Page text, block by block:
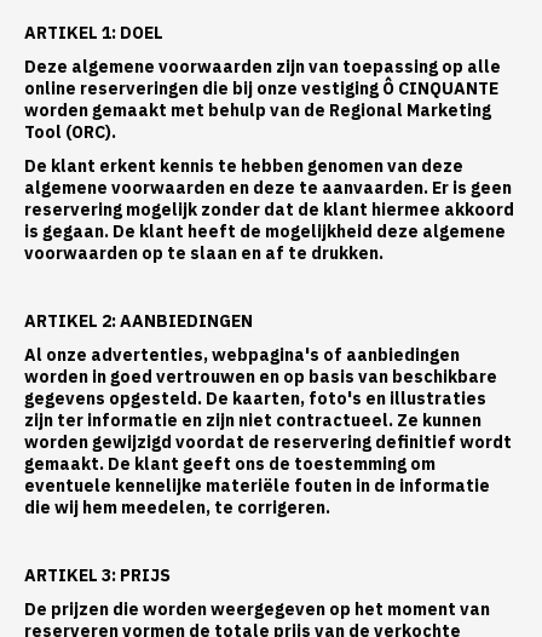
ARTIKEL 1: DOEL
Deze algemene voorwaarden zijn van toepassing op alle
online reserveringen die bij onze vestiging Ô CINQUANTE
worden gemaakt met behulp van de Regional Marketing
Tool (ORC).
De klant erkent kennis te hebben genomen van deze
algemene voorwaarden en deze te aanvaarden. Er is geen
reservering mogelijk zonder dat de klant hiermee akkoord
is gegaan. De klant heeft de mogelijkheid deze algemene
voorwaarden op te slaan en af te drukken.
ARTIKEL 2: AANBIEDINGEN
Al onze advertenties, webpagina's of aanbiedingen
worden in goed vertrouwen en op basis van beschikbare
gegevens opgesteld. De kaarten, foto's en illustraties
zijn ter informatie en zijn niet contractueel. Ze kunnen
worden gewijzigd voordat de reservering definitief wordt
gemaakt. De klant geeft ons de toestemming om
eventuele kennelijke materiële fouten in de informatie
die wij hem meedelen, te corrigeren.
ARTIKEL 3: PRIJS
De prijzen die worden weergegeven op het moment van
reserveren vormen de totale prijs van de verkochte